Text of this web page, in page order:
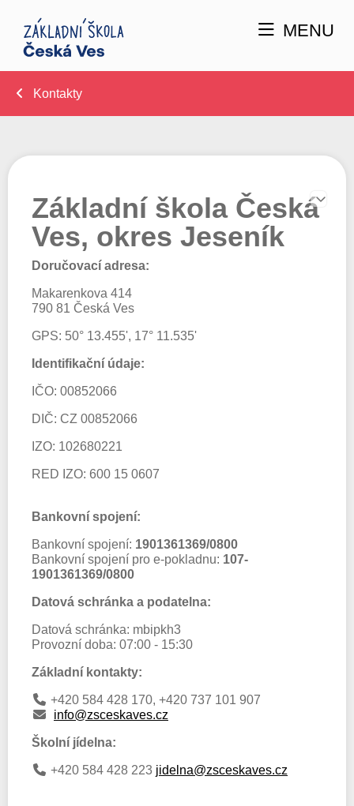
MENU
Kontakty
Základní škola Česká
Ves, okres Jeseník
Doručovací adresa:
Makarenkova 414
790 81 Česká Ves
GPS: 50° 13.455', 17° 11.535'
Identifikační údaje:
IČO: 00852066
DIČ: CZ 00852066
IZO: 102680221
RED IZO: 600 15 0607
Bankovní spojení:
Bankovní spojení: 1901361369/0800
Bankovní spojení pro e-pokladnu: 107-
1901361369/0800
Datová schránka a podatelna:
Datová schránka: mbipkh3
Provozní doba: 07:00 - 15:30
Základní kontakty:
+420 584 428 170, +420 737 101 907
info@zsceskaves.cz
Školní jídelna:
+420 584 428 223 jidelna@zsceskaves.cz